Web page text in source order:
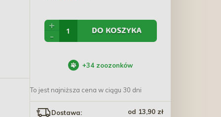
+
-
DO KOSZYKA
+34 zoozonków
To jest najniższa cena w ciągu 30 dni
Dostawa: od 13,90 zł